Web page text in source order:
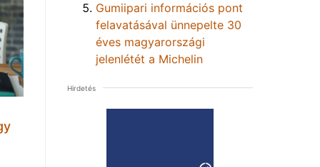
Gumiipari információs pont
felavatásával ünnepelte 30
éves magyarországi
jelenlétét a Michelin
Hirdetés